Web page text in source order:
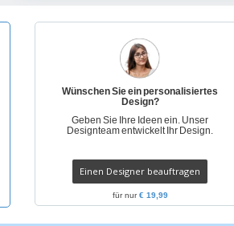
Medaillen
Essen und Süßigkeiten
Geschenke
Wünschen Sie ein personalisiertes
Design?
Geben Sie Ihre Ideen ein. Unser
Designteam entwickelt Ihr Design.
Einen Designer beauftragen
für nur€ 19,99